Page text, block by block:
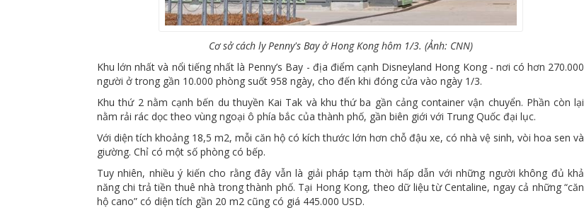
Cơ sở cách ly Penny's Bay ở Hong Kong hôm 1/3. (Ảnh: CNN)
Khu lớn nhất và nổi tiếng nhất là Penny’s Bay - địa điểm cạnh Disneyland Hong Kong - nơi có hơn 270.000
người ở trong gần 10.000 phòng suốt 958 ngày, cho đến khi đóng cửa vào ngày 1/3.
Khu thứ 2 nằm cạnh bến du thuyền Kai Tak và khu thứ ba gần cảng container vận chuyển. Phần còn lại
nằm rải rác dọc theo vùng ngoại ô phía bắc của thành phố, gần biên giới với Trung Quốc đại lục.
Với diện tích khoảng 18,5 m2, mỗi căn hộ có kích thước lớn hơn chỗ đậu xe, có nhà vệ sinh, vòi hoa sen và
giường. Chỉ có một số phòng có bếp.
Tuy nhiên, nhiều ý kiến cho rằng đây vẫn là giải pháp tạm thời hấp dẫn với những người không đủ khả
năng chi trả tiền thuê nhà trong thành phố. Tại Hong Kong, theo dữ liệu từ Centaline, ngay cả những “căn
hộ cano” có diện tích gần 20 m2 cũng có giá 445.000 USD.